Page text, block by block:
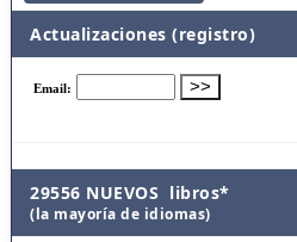
Actualizaciones (registro)
29556 NUEVOS libros*
(la mayoría de idiomas)